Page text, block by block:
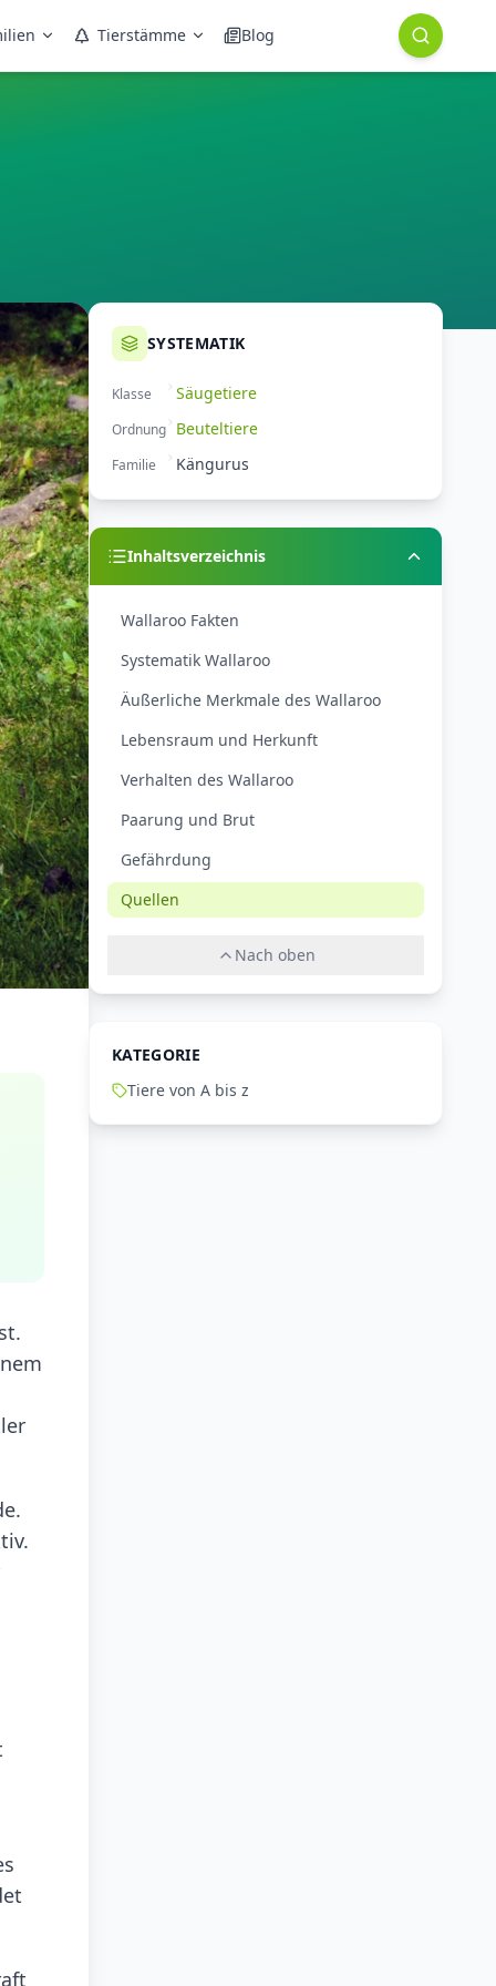
Tierstämme Blog
SYSTEMATIK
Klasse Säugetiere
Ordnung Beuteltiere
Familie Kängurus
Inhaltsverzeichnis
Wallaroo Fakten
Systematik Wallaroo
Äußerliche Merkmale des Wallaroo
Lebensraum und Herkunft
Verhalten des Wallaroo
Paarung und Brut
Gefährdung
Quellen
Nach oben
KATEGORIE
Tiere von A bis z